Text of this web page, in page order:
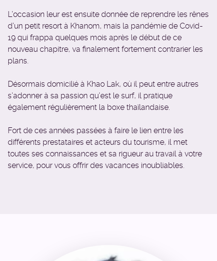
L’occasion leur est ensuite donnée de reprendre les rênes
d’un petit resort à Khanom, mais la pandémie de Covid-
19 qui frappa quelques mois après le début de ce
nouveau chapitre, va finalement fortement contrarier les
plans.
Désormais domicilié à Khao Lak, où il peut entre autres
s’adonner à sa passion qu’est le surf, il pratique
également régulièrement la boxe thaïlandaise.
Fort de ces années passées à faire le lien entre les
différents prestataires et acteurs du tourisme, il met
toutes ses connaissances et sa rigueur au travail à votre
service, pour vous offrir des vacances inoubliables.